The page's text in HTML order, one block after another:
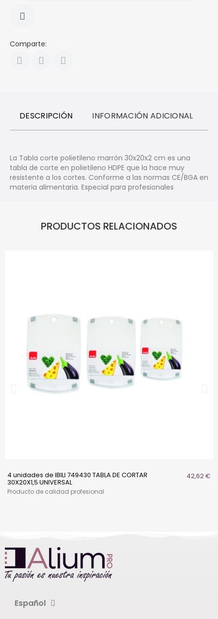
Comparte:
DESCRIPCIÓN INFORMACIÓN ADICIONAL
La Tabla corte polietileno marrón 30x20x2 cm es una
tabla de corte en polietileno HDPE que la hace muy
resistente a los cortes. Conforme a las normas CE/BGA en
materia alimentaria. Especial para profesionales
PRODUCTOS RELACIONADOS
4 unidades de IBILI 749430 TABLA DE CORTAR
30X20X1,5 UNIVERSAL
42,62 €
Producto de calidad profesional
Español